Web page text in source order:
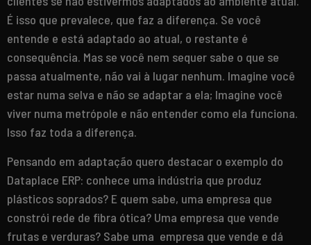
É isso que prevalece, que faz a diferença. Se você
entende e está adaptado ao atual, o restante é
consequência. Mas se você nem sequer sabe o que se
passa atualmente, não vai à lugar nenhum. Imagine você
estar numa selva e não se adaptar a ela; Imagine você
viver numa metrópole e não entender como ela funciona.
Isso faz toda a diferença.
Pensando em adaptação quero destacar o exemplo do
Dataplace ERP: conhece uma indústria que produz
plásticos soprados? E quem sabe, uma empresa que
constrói rede de fibra ótica? Uma empresa que vende
frutas e verduras? Sabe uma empresa que vende e dá